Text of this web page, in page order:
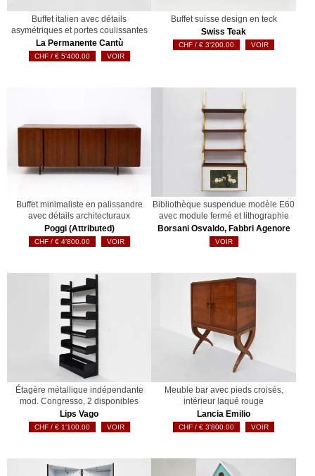
Buffet italien avec détails
asymétriques et portes coulissantes
La Permanente Cantù
€5'400.00 VOIR
Buffet suisse design en teck
Swiss Teak
€ 3'200.00 VOIR
Buffet minimaliste en palissandre
avec détails architecturaux
Poggi (Attributed)
€4'800.00 VOIR
Bibliothèque suspendue modèle E60
avec module fermé et lithographie
Borsani Osvaldo, Fabbri Agenore
VOIR
Étagère métallique indépendante
mod. Congresso, 2 disponibles
Lips Vago
€1'100.00 VOIR
Meuble bar avec pieds croisés,
intérieur laqué rouge
Lancia Emilio
€ 3'800.00 VOIR